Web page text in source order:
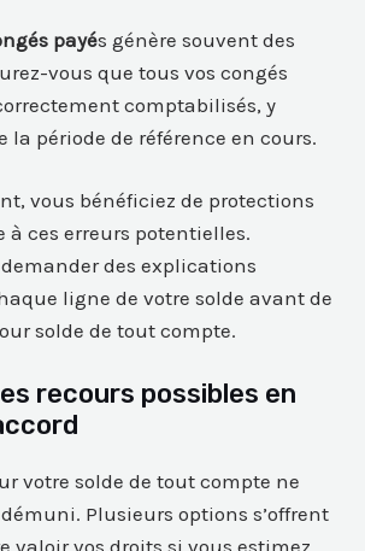
payés génère souvent des
vous que tous vos congés
comptabilisés, y
la période de référence en cours.
vous bénéficiez de protections
à ces erreurs potentielles.
demander des explications
ligne de votre solde avant de
solde de tout compte.
recours possibles en
votre solde de tout compte ne
Plusieurs options s’offrent
valoir vos droits si vous estimez